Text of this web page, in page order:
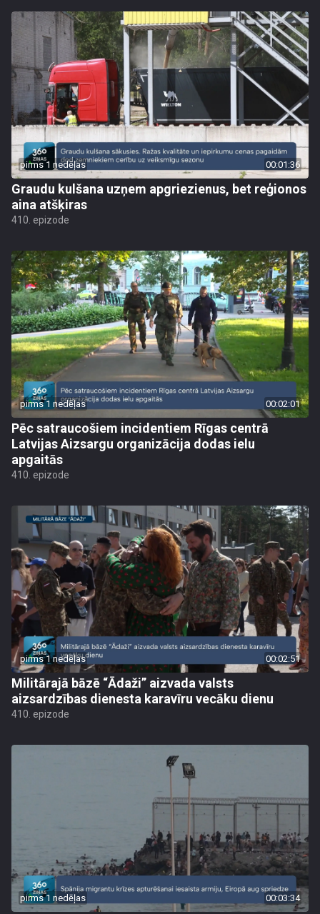
pirms 1 nedēļas 00:01:36
Graudu kulšana uzņem apgriezienus, bet reģionos
aina atšķiras
410. epizode
pirms 1 nedēļas 00:02:01
Pēc satraucošiem incidentiem Rīgas centrā
Latvijas Aizsargu organizācija dodas ielu
apgaitās
410. epizode
pirms 1 nedēļas 00:02:51
Militārajā bāzē “Ādaži” aizvada valsts
aizsardzības dienesta karavīru vecāku dienu
410. epizode
pirms 1 nedēļas 00:03:34